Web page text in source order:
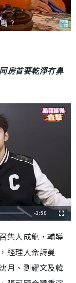
房首要乾淨冇鼻
剩
間
-3:58
全
螢
集人成龍，輔導
經理人佘詩曼
月、劉耀文及韓